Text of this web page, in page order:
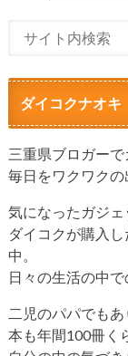
ダイコクナオキ
三重県ブロガー
毎日をワクワクの
気になったガジ
ダイコクが購入
中。
日々の生活の中
二児のパパでもあ
本も年間100冊く